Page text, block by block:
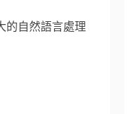
的自然語言處理